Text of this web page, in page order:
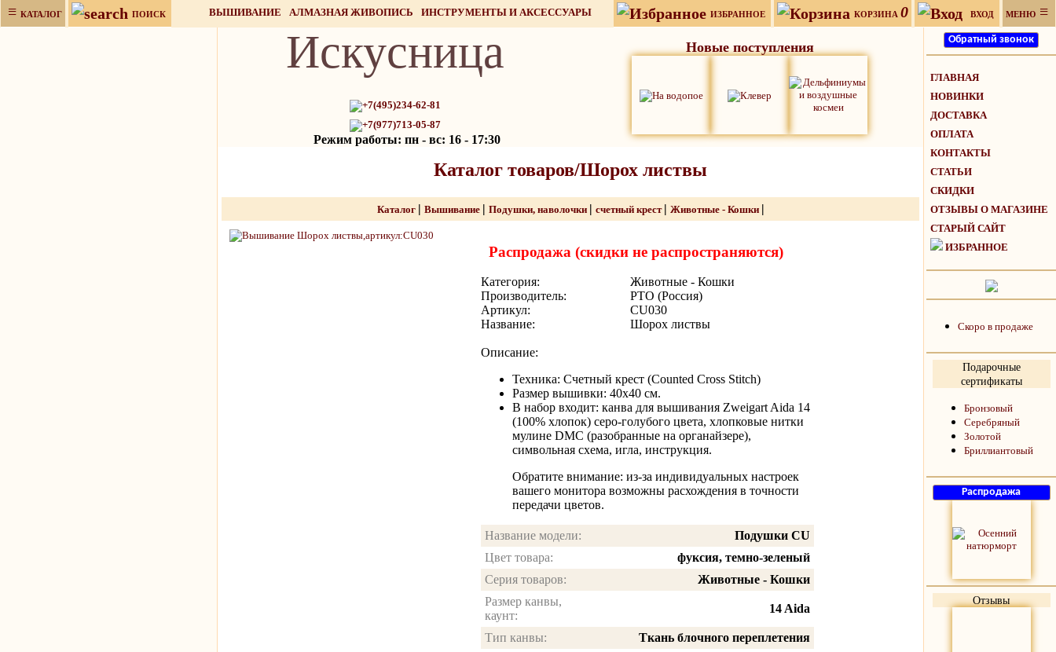
≡ КАТАЛОГ ПОИСК ВЫШИВАНИЕ АЛМАЗНАЯ ЖИВОПИСЬ
ИНСТРУМЕНТЫ И АКСЕССУАРЫ
НАБОРЫ ДЛЯ РУКОДЕЛИЯ
ИЗБРАННОЕ КОРЗИНА 0 ВХОД МЕНЮ ≡
Искусница
+7(495)234-62-81
+7(977)713-05-87
Режим работы: пн - вс: 16 - 17:30
Новые поступления
Каталог товаров/Шорох листвы
Каталог | Вышивание | Подушки, наволочки | счетный крест | Животные - Кошки |
Распродажа (скидки не распространяются)
Категория:
Животные - Кошки
Производитель:
РТО (Россия)
Артикул:
CU030
Название:
Шорох листвы
Описание:
Техника: Счетный крест (Counted Cross Stitch)
Размер вышивки: 40х40 см.
В набор входит: канва для вышивания Zweigart Aida 14
(100% хлопок) серо-голубого цвета, хлопковые нитки
мулине DMC (разобранные на органайзере),
символьная схема, игла, инструкция.
Обратите внимание: из-за индивидуальных настроек
вашего монитора возможны расхождения в точности
передачи цветов.
Название модели:
Подушки CU
Цвет товара:
фуксия, темно-зеленый
Серия товаров:
Животные - Кошки
Размер канвы,
каунт:
14 Aida
Тип канвы:
Ткань блочного переплетения
ГЛАВНАЯ
НОВИНКИ
ДОСТАВКА
ОПЛАТА
КОНТАКТЫ
СТАТЬИ
СКИДКИ
ОТЗЫВЫ О МАГАЗИНЕ
СТАРЫЙ САЙТ
ИЗБРАННОЕ
Скоро в продаже
Подарочные
сертификаты
Бронзовый
Серебряный
Золотой
Бриллиантовый
Отзывы